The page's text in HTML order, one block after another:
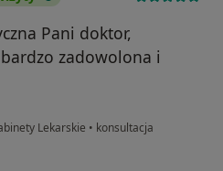
Pani doktor,
zadowolona i
Lekarskie • konsultacja